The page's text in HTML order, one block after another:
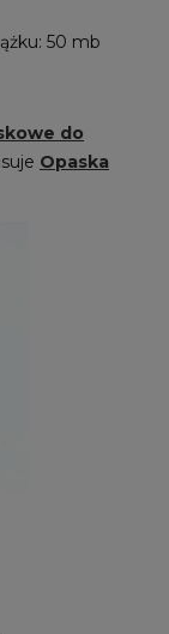
50 mb
do
Opaska